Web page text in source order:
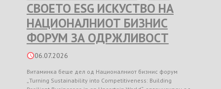
СВОЕТО ESG ИСКУСТВО НА
НАЦИОНАЛНИОТ БИЗНИС
ФОРУМ ЗА ОДРЖЛИВОСТ
06.07.2026
Витаминка беше дел од Националниот бизнис форум
„Turning Sustainability into Competitiveness: Building